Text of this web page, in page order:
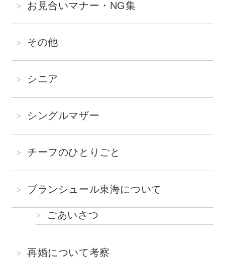
お見合いマナー・NG集
その他
シニア
シングルマザー
チーフのひとりごと
ブランシュール東海について
ごあいさつ
再婚について考察